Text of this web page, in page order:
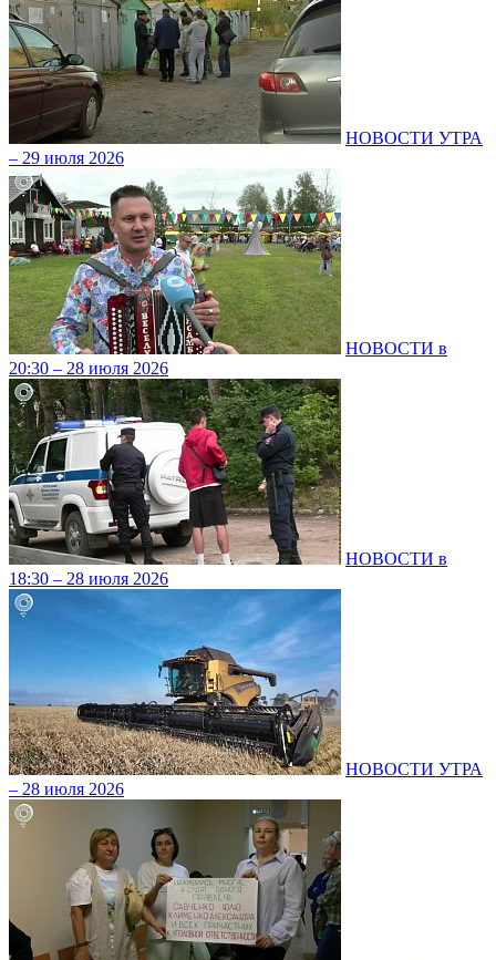
НОВОСТИ УТРА
– 29 июля 2026
НОВОСТИ в
20:30 – 28 июля 2026
НОВОСТИ в
18:30 – 28 июля 2026
НОВОСТИ УТРА
– 28 июля 2026